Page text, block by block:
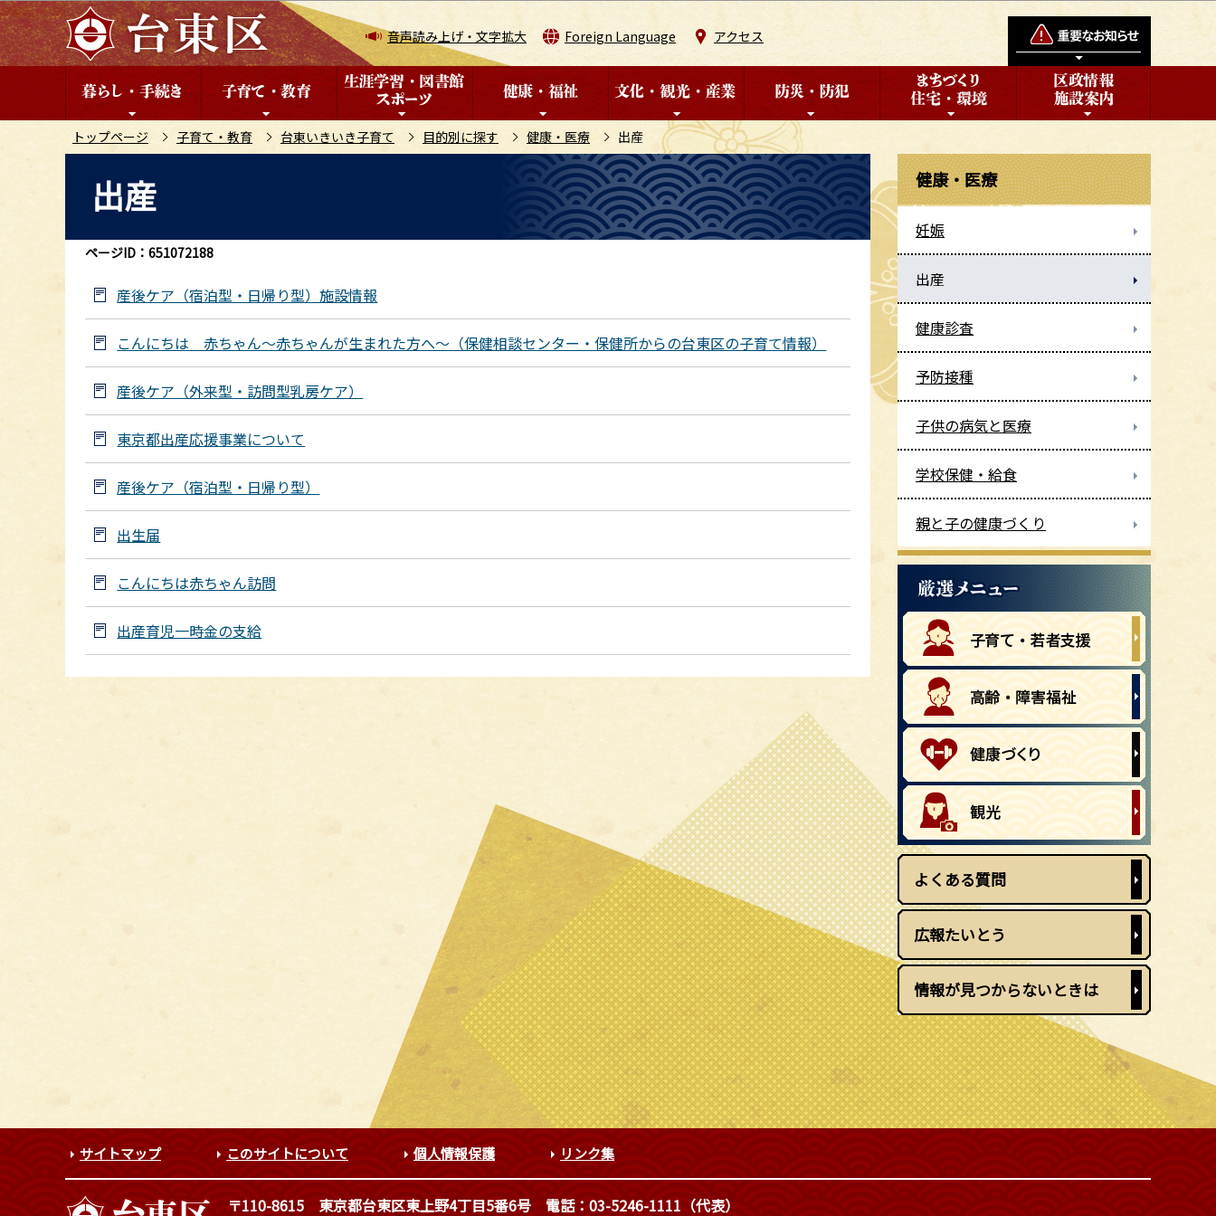
こ
の
ペ
音声読み上げ・文字拡大 Foreign Language アクセス
トップページ 子育て・教育 台東いきいき子育て 目的別に探す 健康・医療 出産
こ
出産
ページID：651072188
産後ケア（宿泊型・日帰り型）施設情報
こんにちは 赤ちゃん～赤ちゃんが生まれた方へ～（保健相談センター・保健所からの台東区の子育て情報）
産後ケア（外来型・訪問型乳房ケア）
東京都出産応援事業について
産後ケア（宿泊型・日帰り型）
出生届
こんにちは赤ちゃん訪問
出産育児一時金の支給
健康・医療
妊娠
出産
健康診査
予防接種
子供の病気と医療
学校保健・給食
親と子の健康づくり
よくある質問
広報たいとう
情報が見つからないときは
サイトマップ このサイトについて 個人情報保護 リンク集
〒110-8615 東京都台東区東上野4丁目5番6号 電話：03-5246-1111（代表）